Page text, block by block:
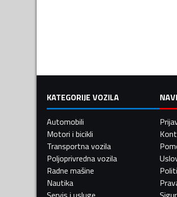
KATEGORIJE VOZILA
Automobili
Motori i bicikli
Transportna vozila
Poljoprivredna vozila
Radne mašine
Nautika